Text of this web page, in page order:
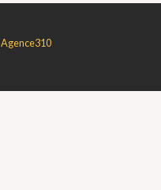
Agence310